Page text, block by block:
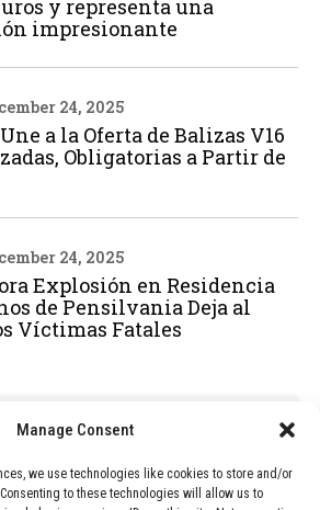
Manage Consent
we use technologies like cookies to store and/or
to these technologies will allow us to
y representa una
impresionante
24, 2025
a la Oferta de Balizas V16
Obligatorias a Partir de
24, 2025
Explosión en Residencia
de Pensilvania Deja al
Víctimas Fatales